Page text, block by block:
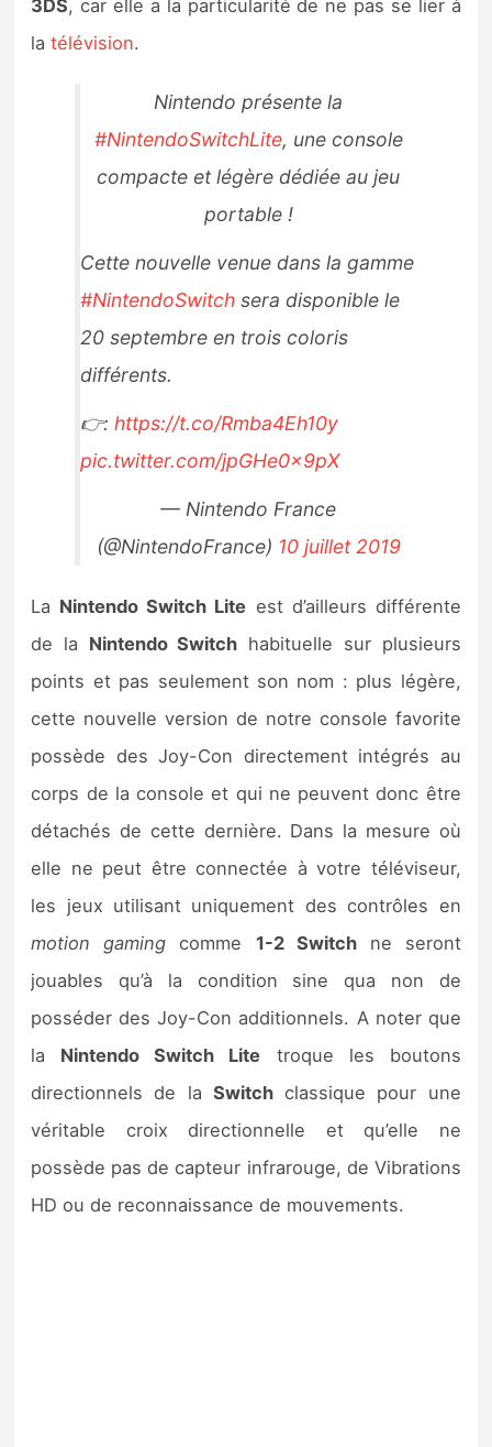
Précommandes
Sorties de jeux
Guides
3DS, car elle a la particularité de ne pas se lier à
latélévision.
Nintendo présente la
#NintendoSwitchLite, une console
compacte et légère dédiée au jeu
portable !
Cette nouvelle venue dans la gamme
#NintendoSwitch sera disponible le
20 septembre en trois coloris
différents.
👉:https://t.co/Rmba4Eh10y
pic.twitter.com/jpGHe0x9pX
— Nintendo France
(@NintendoFrance) 10 juillet 2019
La Nintendo Switch Lite est d’ailleurs différente
de la Nintendo Switch habituelle sur plusieurs
points et pas seulement son nom : plus légère,
cette nouvelle version de notre console favorite
possède des Joy-Con directement intégrés au
corps de la console et qui ne peuvent donc être
détachés de cette dernière. Dans la mesure où
elle ne peut être connectée à votre téléviseur,
les jeux utilisant uniquement des contrôles en
motion gaming comme 1-2 Switchne seront
jouables qu’à la condition sine qua non de
posséder des Joy-Con additionnels. A noter que
la Nintendo Switch Lite troque les boutons
directionnels de la Switchclassique pour une
véritable croix directionnelle et qu’elle ne
possède pas de capteur infrarouge, de Vibrations
HD ou de reconnaissance de mouvements.